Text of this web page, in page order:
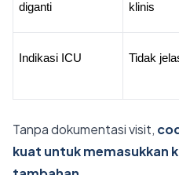
diganti
klinis
Indikasi ICU Tidak
Tanpa dokumentasi visit,
kuat untuk memasukkan